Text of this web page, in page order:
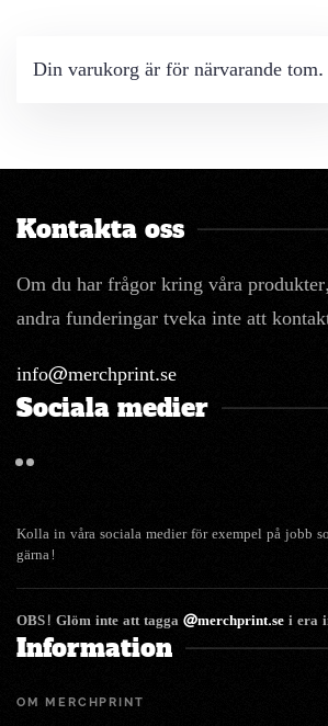
Din varukorg är för närvarande tom.
Kontakta oss
Om du har frågor kring våra
andra funderingar tveka inte att
info@merchprint.se
Sociala medier
Kolla in våra sociala medier för exempel på jobb
gärna!
OBS! Glöm inte att tagga@merchprint.sei era
Information
OM MERCHPRINT